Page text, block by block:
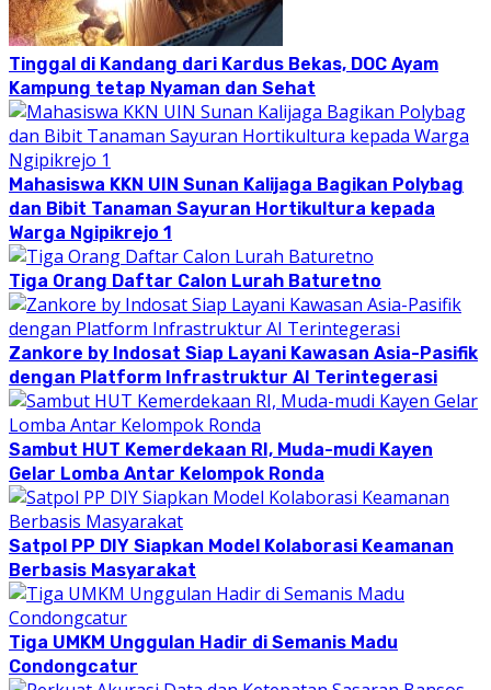
Tinggal di Kandang dari Kardus Bekas, DOC Ayam
Kampung tetap Nyaman dan Sehat
Mahasiswa KKN UIN Sunan Kalijaga Bagikan Polybag
dan Bibit Tanaman Sayuran Hortikultura kepada
Warga Ngipikrejo 1
Tiga Orang Daftar Calon Lurah Baturetno
Zankore by Indosat Siap Layani Kawasan Asia-Pasifik
dengan Platform Infrastruktur AI Terintegerasi
Sambut HUT Kemerdekaan RI, Muda-mudi Kayen
Gelar Lomba Antar Kelompok Ronda
Satpol PP DIY Siapkan Model Kolaborasi Keamanan
Berbasis Masyarakat
Tiga UMKM Unggulan Hadir di Semanis Madu
Condongcatur